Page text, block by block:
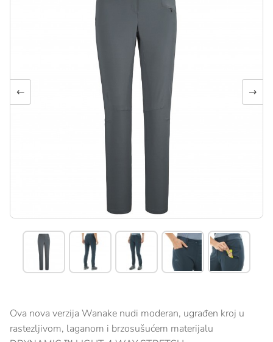
← →
Ova nova verzija Wanake nudi moderan, ugrađen kroj u
rastezljivom, laganom i brzosušućem materijalu